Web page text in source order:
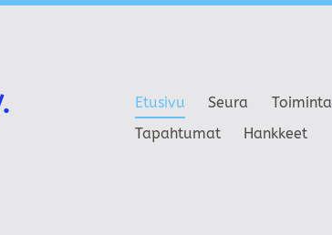
Etusivu Seura Toiminta
Tapahtumat
Hankkeet